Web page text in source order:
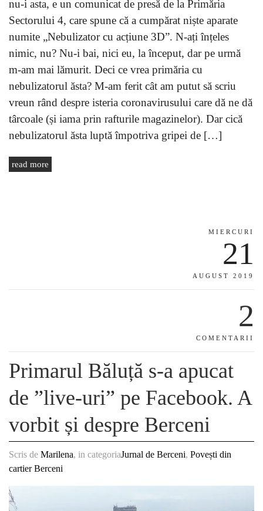
nu-i asta, e un comunicat de presă de la Primăria
Sectorului 4, care spune că a cumpărat niște aparate
numite „Nebulizator cu acțiune 3D”. N-ați înțeles
nimic, nu? Nu-i bai, nici eu, la început, dar pe urmă
m-am mai lămurit. Deci ce vrea primăria cu
nebulizatorul ăsta? M-am ferit cât am putut să scriu
vreun rând despre isteria coronavirusului care dă ne dă
târcoale (și iama prin rafturile magazinelor). Dar cică
nebulizatorul ăsta luptă împotriva gripei de […]
read more
MIERCURI
21
AUGUST 2019
2
COMENTARII
Primarul Băluță s-a apucat
de ”live-uri” pe Facebook. A
vorbit și despre Berceni
Scris de Marilena, in categoriaJurnal de Berceni, Povești din
cartier Berceni